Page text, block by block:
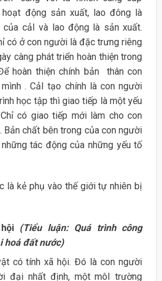
động sản xuất, lao đông là
của cảI và lao động là sản xuất.
có ở con người là đặc trưng riêng
càng phát triển hoàn thiện trong
hoàn thiện chính bản thân con
. CảI tạo chính là con người
học tập thì giao tiếp là một yếu
có giao tiếp mới làm cho con
Bản chất bên trong của con người
tác động của những yếu tố
là kẻ phụ vào thế giới tự nhiên bị
(Tiểu luận: Quá trình công
hoá đất nước)
có tính xã hội. Đó là con người
đại nhất định, một môI trường